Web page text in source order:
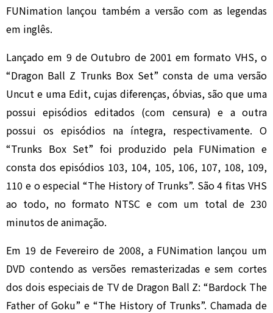
FUNimation lançou também a versão com as legendas
em inglês.
Lançado em 9 de Outubro de 2001 em formato VHS, o
“Dragon Ball Z Trunks Box Set” consta de uma versão
Uncut e uma Edit, cujas diferenças, óbvias, são que uma
possui episódios editados (com censura) e a outra
possui os episódios na íntegra, respectivamente. O
“Trunks Box Set” foi produzido pela FUNimation e
consta dos episódios 103, 104, 105, 106, 107, 108, 109,
110 e o especial “The History of Trunks”. São 4 fitas VHS
ao todo, no formato NTSC e com um total de 230
minutos de animação.
Em 19 de Fevereiro de 2008, a FUNimation lançou um
DVD contendo as versões remasterizadas e sem cortes
dos dois especiais de TV de Dragon Ball Z: “Bardock The
Father of Goku” e “The History of Trunks”. Chamada de